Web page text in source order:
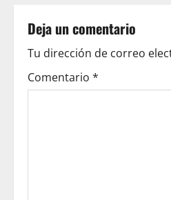
n
a
v
Deja un comentario
Tu dirección de correo
Comentario *